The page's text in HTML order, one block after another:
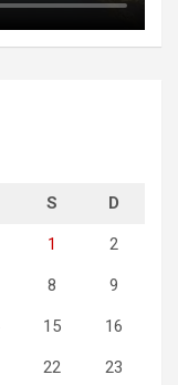
S D
1 2
8 9
15 16
22 23